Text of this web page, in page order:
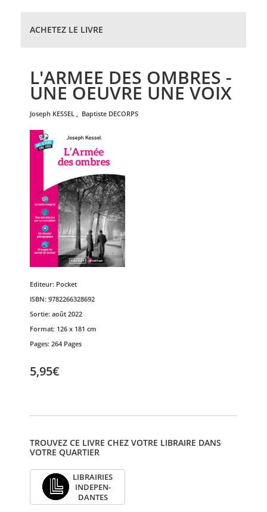
ACHETEZ LE LIVRE
L'ARMEE DES OMBRES -
UNE OEUVRE UNE VOIX
joseph KESSEL , baptiste DECORPS
Editeur: Pocket
ISBN: 9782266328692
Sortie: août 2022
Format: 126 x 181 cm
Pages: 264 Pages
5,95€
TROUVEZ CE LIVRE CHEZ VOTRE LIBRAIRE DANS
VOTRE QUARTIER
LIBRAI­RIES
INDE­PEN­
DANTES